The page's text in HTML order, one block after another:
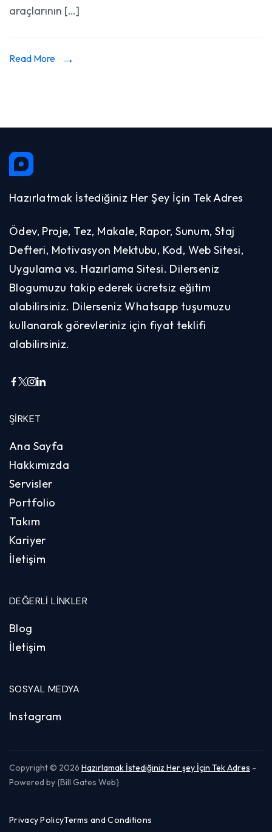
araçlarının […]
Read More
Hazırlatmak İstediğiniz Her Şey İçin Tek Adres
Ödev, Proje, Tez, Makale, Rapor, Sunum, Staj
Defteri, Motivasyon Mektubu, Kod, Web Sitesi,
Uygulama vs. Hazırlama Sitesi. Dilerseniz
Blogumuzu takip ederek ücretsiz eğitim
alabilirsiniz. Dilerseniz Whatsapp tuşumuzu
kullanarak görevleriniz için fiyat teklifi
alabilirsiniz.
ŞIRKET
Ana Sayfa
Hakkımızda
Servisler
Portfolio
Takım
Kariyer
İletişim
DEĞERLI LINKLER
Blog
İletişim
SOSYAL MEDYA
Instagram
Copyright © 2026 Hazırlamak İstediğiniz Her şey İçin Tek Adres -
Powered by {Bill Gates Web}
Privacy PolicyTerms and Conditions